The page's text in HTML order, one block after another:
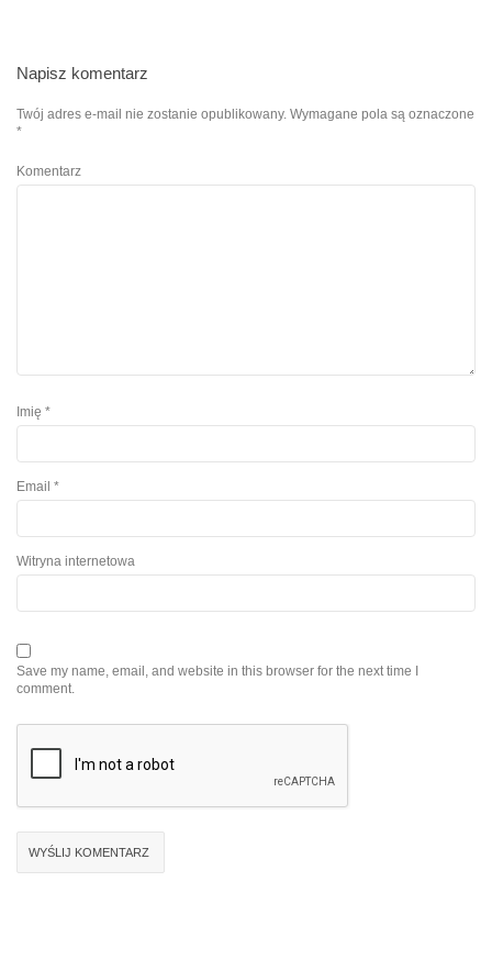
Napisz komentarz
Twój adres e-mail nie zostanie opublikowany. Wymagane pola są oznaczone
*
Komentarz
Imię *
Email *
Witryna internetowa
Save my name, email, and website in this browser for the next time I
comment.